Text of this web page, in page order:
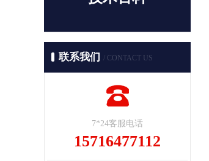
联系我们 / CONTACT US
7*24客服电话
15716477112